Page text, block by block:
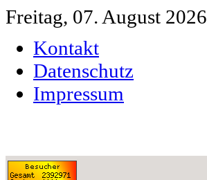
Freitag, 07. August 2026
Kontakt
Datenschutz
Impressum